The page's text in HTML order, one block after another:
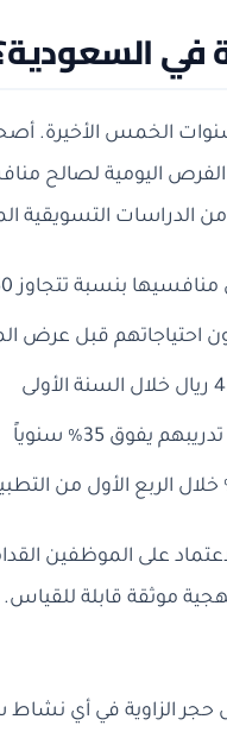
في
الخمس الأخيرة. أصحاب
الفرص اليومية لصالح
الدراسات التسويقية
بنسبة تتجاوز 50%
35% سنوياً
على الموظفين
موثقة قابلة للقياس.
حجر الزاوية في أي